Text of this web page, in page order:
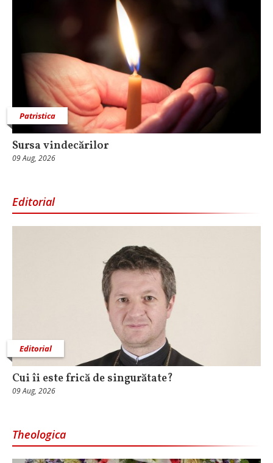
Patristica
Sursa vindecărilor
09 Aug, 2026
Editorial
Editorial
Cui îi este frică de singurătate?
09 Aug, 2026
Theologica